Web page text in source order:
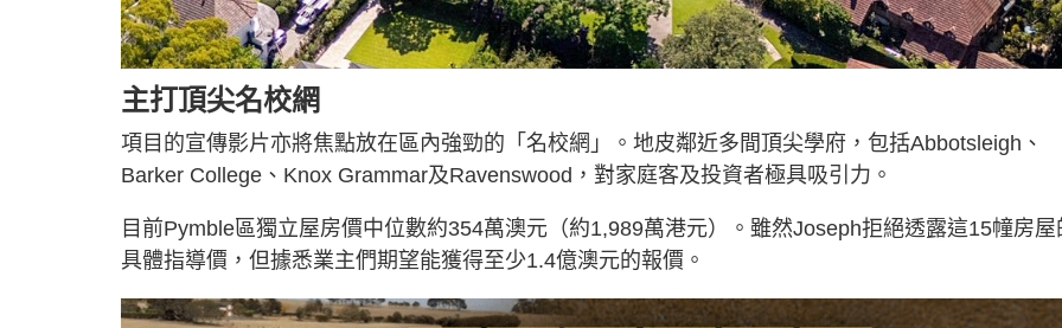
主打頂尖名校網
項目的宣傳影片亦將焦點放在區內強勁的「名校網」。地皮鄰近多間頂尖學府，包括Abbotsleigh、
Barker College、Knox Grammar及Ravenswood，對家庭客及投資者極具吸引力。
目前Pymble區獨立屋房價中位數約354萬澳元（約1,989萬港元）。雖然Joseph拒絕透露這15幢房屋
具體指導價，但據悉業主們期望能獲得至少1.4億澳元的報價。